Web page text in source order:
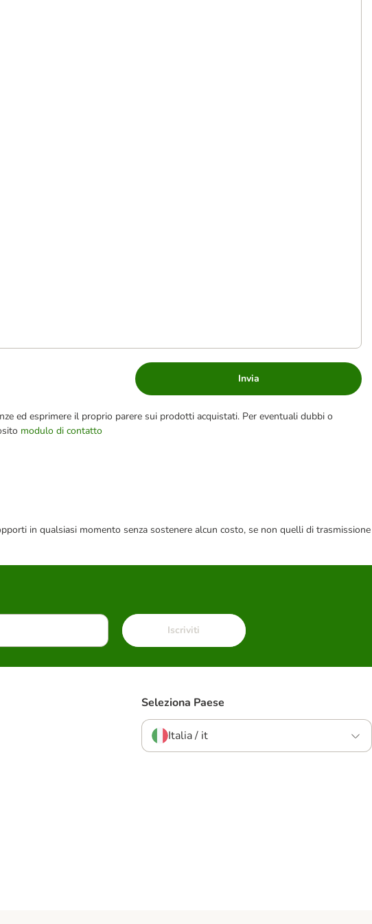
Invia
ed esprimere il proprio parere sui prodotti acquistati. Per eventuali dubbi o
modulo di contatto
in qualsiasi momento senza sostenere alcun costo, se non quelli di trasmissione
Iscriviti
Seleziona Paese
Italia / it